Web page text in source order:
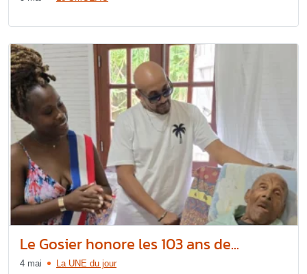
Le Gosier honore les 103 ans de...
4 mai La UNE du jour